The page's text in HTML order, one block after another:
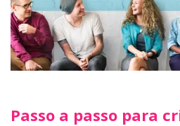
Passo a passo para